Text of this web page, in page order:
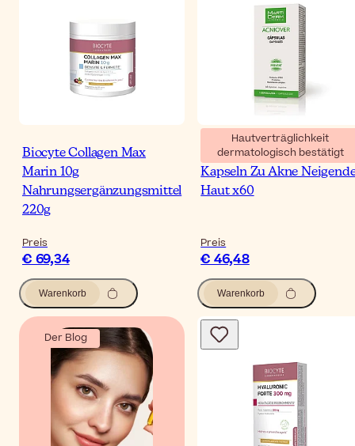
Biocyte Collagen Max
Marin 10g
Nahrungsergänzungsmittel
220g
Preis
€ 69,34
Warenkorb
Hautverträglichkeit
dermatologisch bestätigt
MartiDerm Acniover
Kapseln Zu Akne
Haut x60
Preis
€ 46,48
Warenkorb
Der Blog